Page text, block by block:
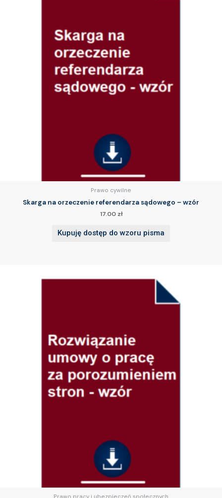
Prawo cywilne
Skarga na orzeczenie referendarza sądowego – wzór
17.00 zł
Kupuję dostęp do wzoru pisma